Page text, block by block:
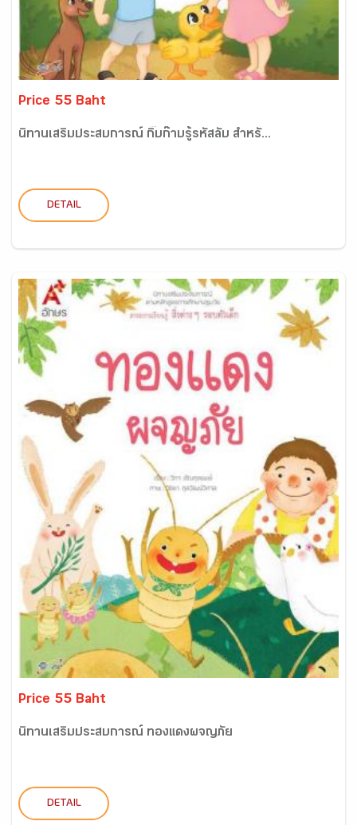
Price 55 Baht
นิทานเสริมประสบการณ์ กิ๊บก๊าบรู้รหัสลับ สำหรั...
DETAIL
Price 55 Baht
นิทานเสริมประสบการณ์ ทองแดงผจญภัย
DETAIL